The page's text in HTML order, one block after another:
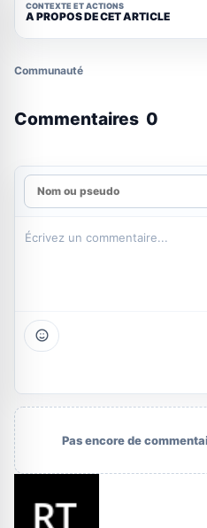
CONTEXTE ET ACTIONS
A PROPOS DE CET ARTICLE
Communauté
Commentaires 0
Pas encore de